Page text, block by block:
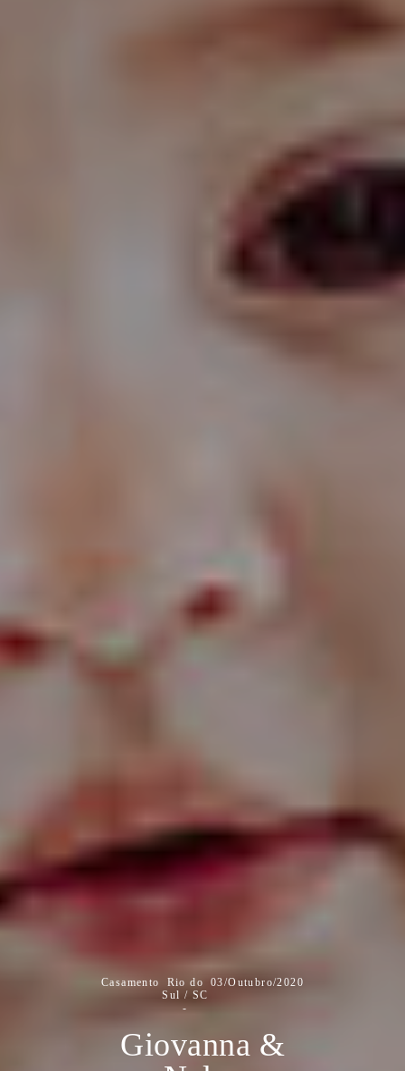
Casamento
Rio do
Sul / SC
03/Outubro/2020
Giovanna &